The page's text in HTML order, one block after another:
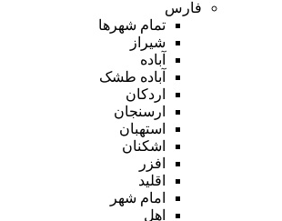
فارس
تمام شهر‌ها
شیراز
آباده
آباده طشک
اردکان
ارسنجان
استهبان
اشکنان
افزر
اقلید
امام شهر
اهل